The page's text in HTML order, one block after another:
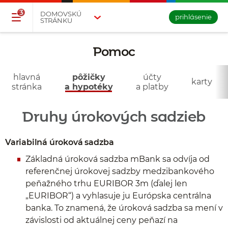
DOMOVSKÚ
STRÁNKU
3
prihlásenie
Pomoc
hlavná
stránka
pôžičky
a hypotéky
účty
a platby
karty
Druhy úrokových sadzieb
Variabilná úroková sadzba
Základná úroková sadzba mBank sa odvíja od
referenčnej úrokovej sadzby medzibankového
peňažného trhu EURIBOR 3m (ďalej len
„EURIBOR“) a vyhlasuje ju Európska centrálna
banka. To znamená, že úroková sadzba sa mení v
závislosti od aktuálnej ceny peňazí na